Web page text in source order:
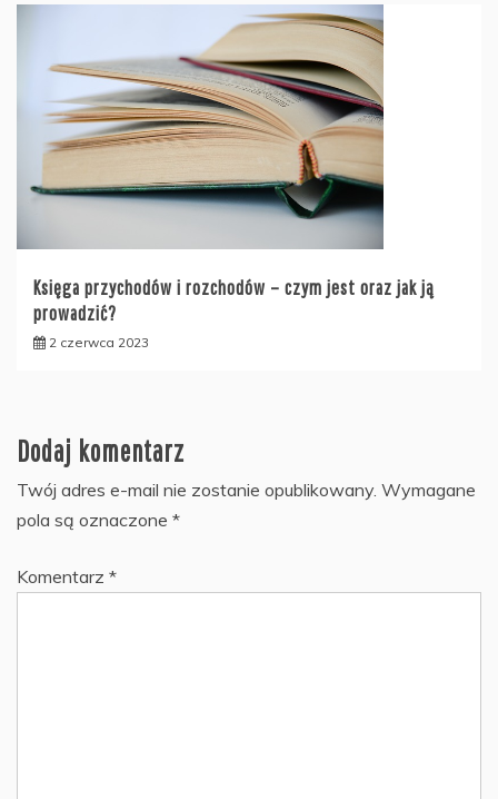
Księga przychodów i rozchodów – czym jest oraz jak ją
prowadzić?
2 czerwca 2023
Dodaj komentarz
Twój adres e-mail nie zostanie opublikowany. Wymagane
pola są oznaczone *
Komentarz *